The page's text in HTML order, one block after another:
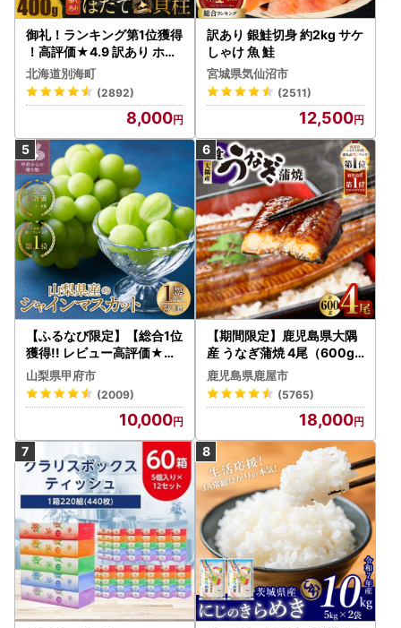
御礼！ランキング第1位獲得
！高評価★4.9 訳あり ホタ
テ 400g（ほたて 帆立 貝柱
冷凍 ）
北海道別海町
(2892)
8,000
訳あり 銀鮭切身 約2kg サケ
しゃけ 魚 鮭
宮城県気仙沼市
(2511)
12,500
【ふるなび限定】【総合1位
獲得!! レビュー高評価★】
〈2026年度配送分〉山梨
県産 シャインマスカット 2
～3房（1.0kg以上）シャイ
ン フルーツ FN-Limited-S
P
山梨県甲府市
(2009)
10,000
【期間限定】鹿児島県大隅
産 うなぎ蒲焼 4尾（600g
） KN007-004-04-cp18
うなぎ 鰻 魚 惣菜 総菜
鹿児島県鹿屋市
(5765)
18,000